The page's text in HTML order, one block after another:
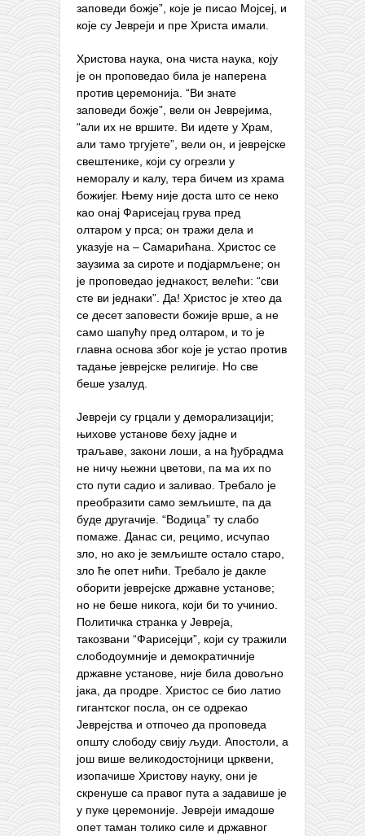
заповеди божје”, које је писао Мојсеј, и
које су Јевреји и пре Христа имали.
Христова наука, она чиста наука, коју
је он проповедао била је наперена
против церемонија. “Ви знате
заповеди божје”, вели он Јеврејима,
“али их не вршите. Ви идете у Храм,
али тамо тргујете”, вели он, и јеврејске
свештенике, који су огрезли у
неморалу и калу, тера бичем из храма
божијег. Њему није доста што се неко
као онај Фарисејац грува пред
олтаром у прса; он тражи дела и
указује на – Самарићана. Христос се
заузима за сироте и подјармљене; он
је проповедао једнакост, велећи: “сви
сте ви једнаки”. Да! Христос је хтео да
се десет заповести божије врше, а не
само шапућу пред олтаром, и то је
главна основа због које је устао против
тадање јеврејске религије. Но све
беше узалуд.
Јевреји су грцали у деморализацији;
њихове установе беху јадне и
траљаве, закони лоши, а на ђубрадма
не ничу њежни цветови, па ма их по
сто пути садио и заливао. Требало је
преобразити само земљиште, па да
буде другачије. “Водица” ту слабо
помаже. Данас си, рецимо, исчупао
зло, но ако је земљиште остало старо,
зло ће опет нићи. Требало је дакле
оборити јеврејске државне установе;
но не беше никога, који би то учинио.
Политичка странка у Јевреја,
такозвани “Фарисејци”, који су тражили
слободоумније и демократичније
државне установе, није била довољно
јака, да продре. Христос се био латио
гигантског посла, он се одрекао
Јеврејства и отпочео да проповеда
општу слободу свију људи. Апостоли, а
још више великодостојници црквени,
изопачише Христову науку, они је
скренуше са правог пута а задавише је
у пуке церемоније. Јевреји имадоше
опет таман толико силе и државног